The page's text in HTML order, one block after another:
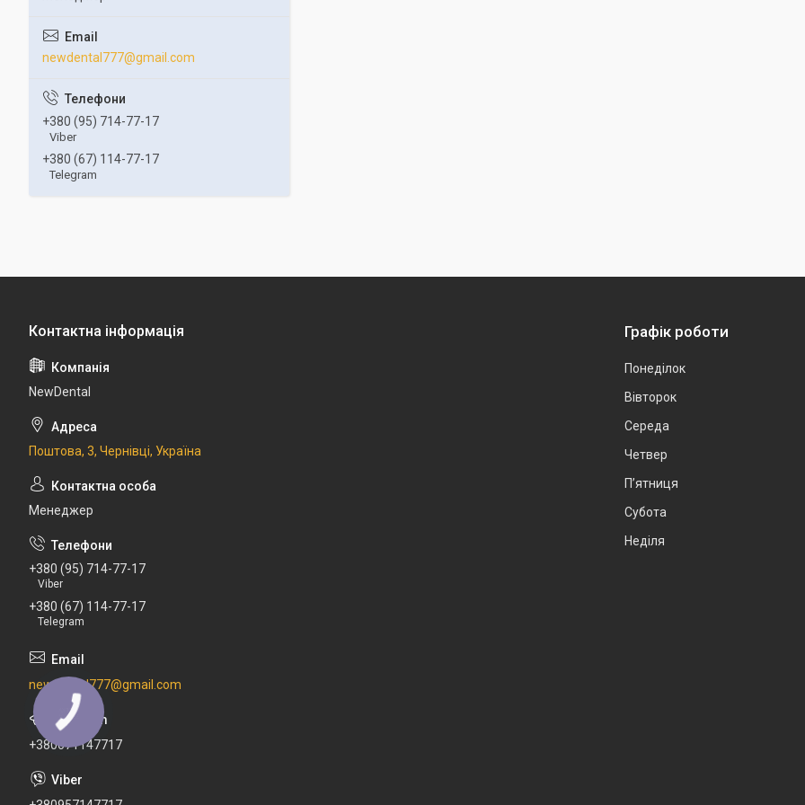
newdental777@gmail.com
+380 (95) 714-77-17
Viber
+380 (67) 114-77-17
Telegram
NewDental
Поштова, 3, Чернівці, Україна
Менеджер
+380 (95) 714-77-17
Viber
+380 (67) 114-77-17
Telegram
newdental777@gmail.com
+380671147717
Графік роботи
Понеділок
Вівторок
Середа
Четвер
Пʼятниця
Субота
Неділя